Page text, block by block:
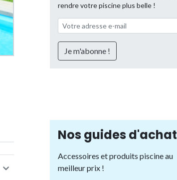
rendre votre piscine plus belle !
Nos guides d'achat
Accessoires et produits piscine au
meilleur prix !